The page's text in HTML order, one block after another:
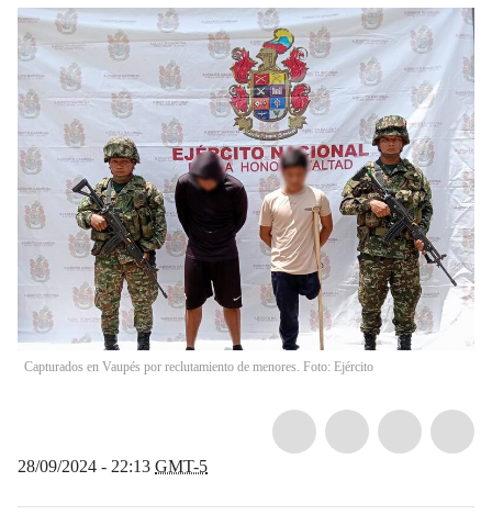
Capturados en Vaupés por reclutamiento de menores. Foto: Ejército
28/09/2024 - 22:13 GMT-5